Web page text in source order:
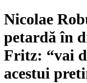
Nicolae
petardă în
Fritz: “vai
acestui